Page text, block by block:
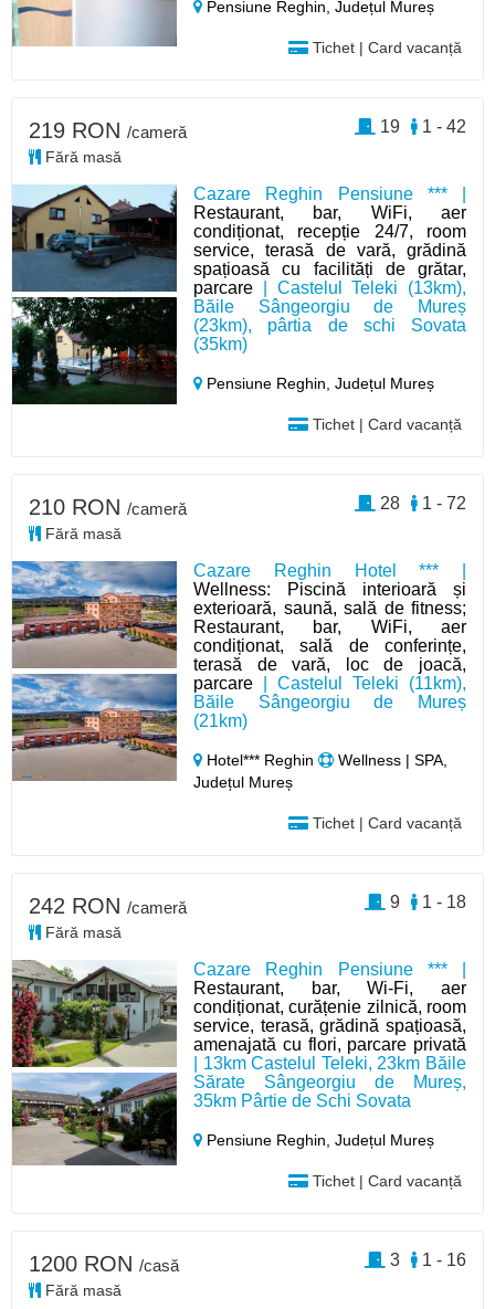
Pensiune Reghin,Județul Mureș
Tichet | Card vacanță
Cazare Reghin Pensiune *** |
Restaurant, bar, WiFi, aer
condiționat, recepție 24/7, room
service, terasă de vară, grădină
spațioasă cu facilități de grătar,
parcare | Castelul Teleki (13km),
Băile Sângeorgiu de Mureș
(23km), pârtia de schi Sovata
(35km)
Pensiune Reghin,Județul Mureș
Tichet | Card vacanță
219 RON /cameră
Fără masă
1 - 42
19
Cazare Reghin Hotel *** |
Wellness: Piscină interioară și
exterioară, saună, sală de fitness;
Restaurant, bar, WiFi, aer
condiționat, sală de conferințe,
terasă de vară, loc de joacă,
parcare | Castelul Teleki (11km),
Băile Sângeorgiu de Mureș
(21km)
Hotel*** Reghin
Wellness | SPA,
Județul Mureș
Tichet | Card vacanță
210 RON /cameră
Fără masă
1 - 72
28
Cazare Reghin Pensiune *** |
Restaurant, bar, Wi-Fi, aer
condiționat, curățenie zilnică, room
service, terasă, grădină spațioasă,
amenajată cu flori, parcare privată
| 13km Castelul Teleki, 23km Băile
Sărate Sângeorgiu de Mureș,
35km Pârtie de Schi Sovata
Pensiune Reghin,Județul Mureș
Tichet | Card vacanță
242 RON /cameră
Fără masă
1 - 18
9
1200 RON /casă
Fără masă
1 - 16
3